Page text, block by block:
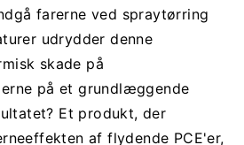
farerne ved spraytørring
udrydder denne
skade på
på et grundlæggende
Et produkt, der
af flydende PCE'er,